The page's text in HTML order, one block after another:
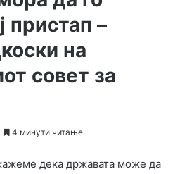
пристап –
на
совет за
4 минути читање
дека државата може да